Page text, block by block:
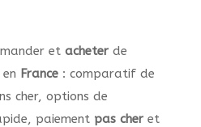
et acheterde
France: comparatif de
cher, options de
paiement pas cheret